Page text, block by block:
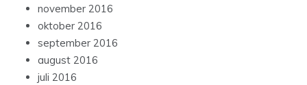
november 2016
oktober 2016
september 2016
august 2016
juli 2016